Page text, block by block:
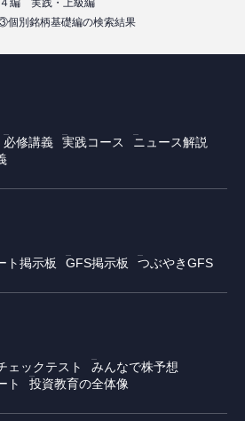
個別銘柄基礎編の検索結果
必修講義 実践コース
ニュース解説
ト掲示板 GFS掲示板 つぶやきGFS
ェックテスト
みんなで株予想
ト 投資教育の全体像